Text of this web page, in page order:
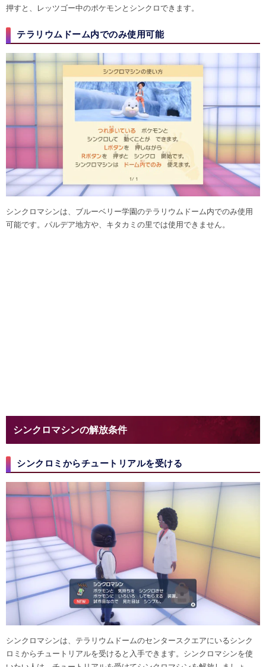
押すと、レッツゴー中のポケモンとシンクロできます。
テラリウムドーム内でのみ使用可能
シンクロマシンは、ブルーベリー学園のテラリウムドーム内でのみ使用
可能です。パルデア地方や、キタカミの里では使用できません。
シンクロマシンの解放条件
シンクロミからチュートリアルを受ける
シンクロマシンは、テラリウムドームのセンタースクエアにいるシンク
ロミからチュートリアルを受けると入手できます。シンクロマシンを使